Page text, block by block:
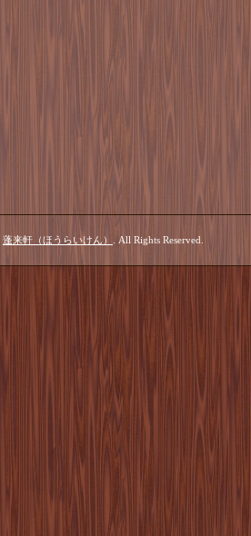
蓬来軒（ほうらいけん） . All Rights Reserved.